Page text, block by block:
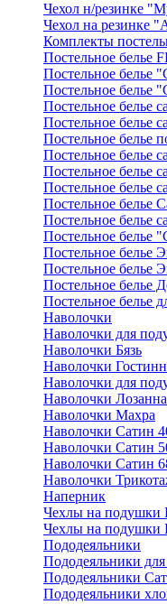
Чехол н/резинке
Чехол на резинке
Комплекты
Постельное белье
Постельное белье
Постельное белье
Постельное белье
Постельное белье
Постельное белье
Постельное белье
Постельное белье
Постельное белье
Постельное белье
Постельное белье
Постельное белье
Постельное белье
Постельное белье
Постельное белье
Постельное белье
Наволочки
Наволочки для
Наволочки Бязь
Наволочки
Наволочки для
Наволочки Лозанна
Наволочки Махра
Наволочки Сатин
Наволочки Сатин
Наволочки Сатин
Наволочки
Наперник
Чехлы на подушки
Чехлы на подушки
Пододеяльники
Пододеяльники
Пододеяльники
Пододеяльники